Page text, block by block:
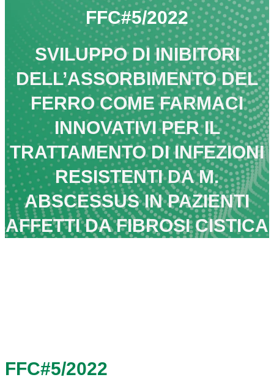
FFC#5/2022
SVILUPPO DI INIBITORI
DELL’ASSORBIMENTO DEL
FERRO COME FARMACI
INNOVATIVI PER IL
TRATTAMENTO DI INFEZIONI
RESISTENTI DA M.
ABSCESSUS IN PAZIENTI
AFFETTI DA FIBROSI CISTICA
FFC#5/2022